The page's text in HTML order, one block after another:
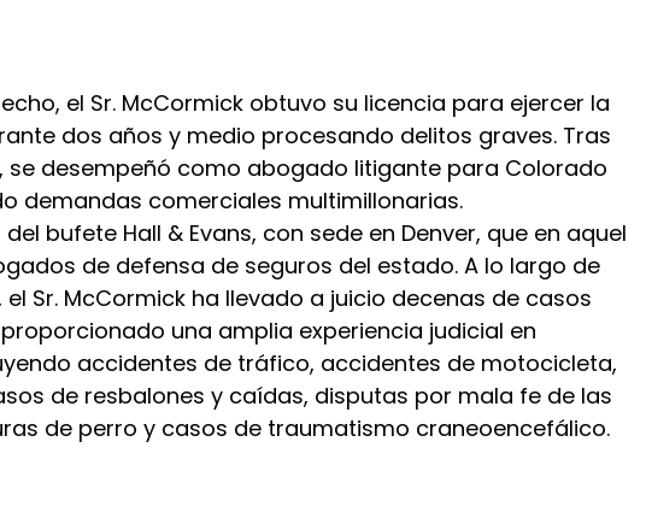
el Sr. McCormick obtuvo su licencia para ejercer la
dos años y medio procesando delitos graves. Tras
se desempeñó como abogado litigante para Colorado
demandas comerciales multimillonarias.
bufete Hall & Evans, con sede en Denver, que en aquel
de defensa de seguros del estado. A lo largo de
Sr. McCormick ha llevado a juicio decenas de casos
una amplia experiencia judicial en
accidentes de tráfico, accidentes de motocicleta,
de resbalones y caídas, disputas por mala fe de las
de perro y casos de traumatismo craneoencefálico.